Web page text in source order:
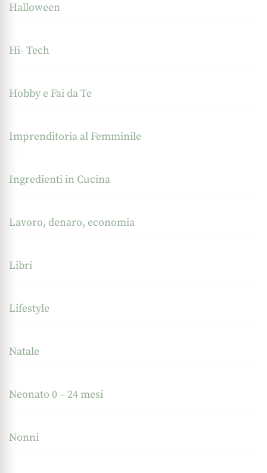
Halloween
Hi- Tech
Hobby e Fai da Te
Imprenditoria al Femminile
Ingredienti in Cucina
Lavoro, denaro, economia
Libri
Lifestyle
Natale
Neonato 0 – 24 mesi
Nonni